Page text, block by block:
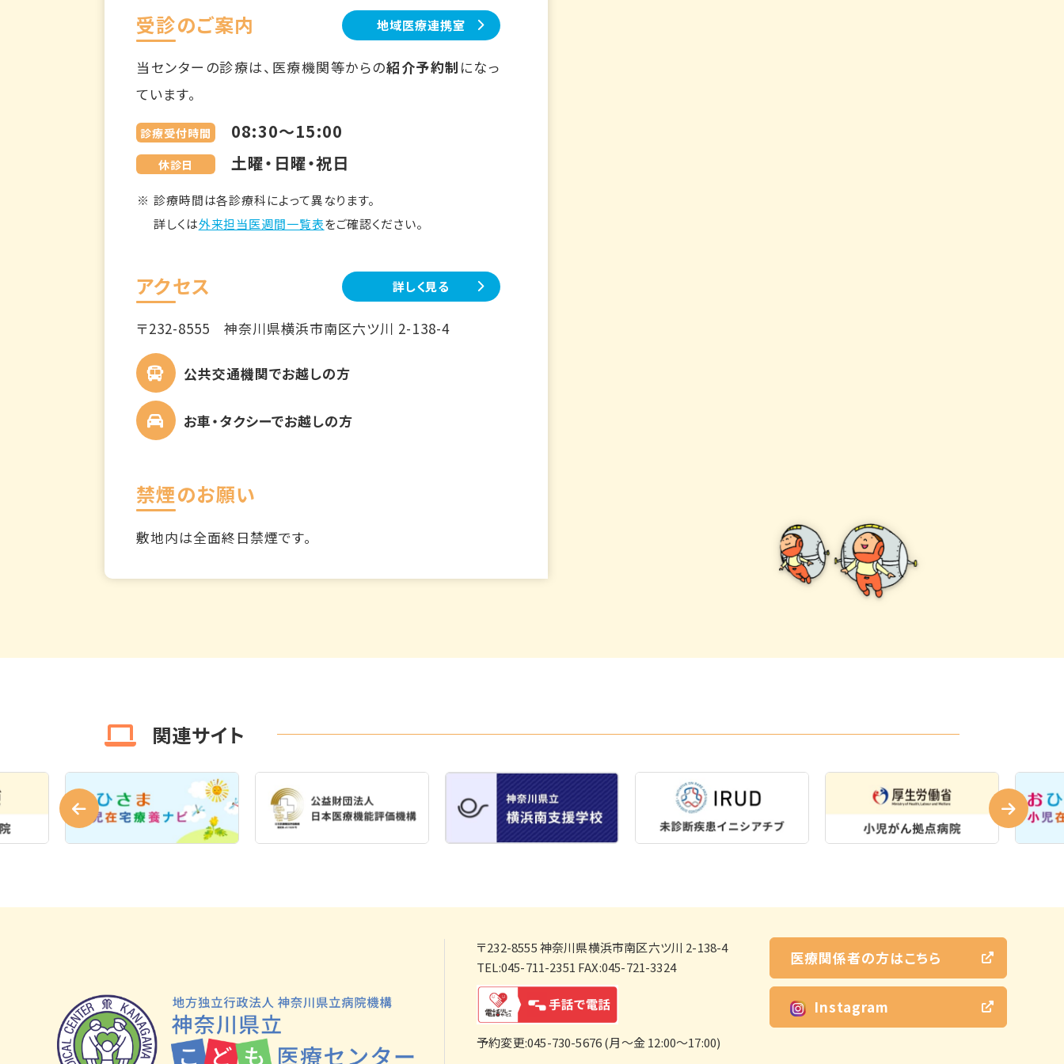
受診のご案内 地域医療連携室
当センターの診療は、医療機関等からの紹介予約制 になっ
ています。
診療受付時間 08:30～15:00
休診日 土曜・日曜・祝日
診療時間は各診療科によって異なります。
詳しくは外来担当医週間一覧表をご確認ください。
アクセス 詳しく見る
〒232-8555神奈川県横浜市南区六ツ川 2-138-4
公共交通機関でお越しの方
お車・タクシーでお越しの方
禁煙のお願い
敷地内は全面終日禁煙です。
関連サイト
〒232-8555神奈川県横浜市南区六ツ川 2-138-4
TEL:045-711-2351 FAX:045-721-3324
予約変更:045-730-5676 (月～金 12:00～17:00)
医療関係者の方はこちら
Instagram